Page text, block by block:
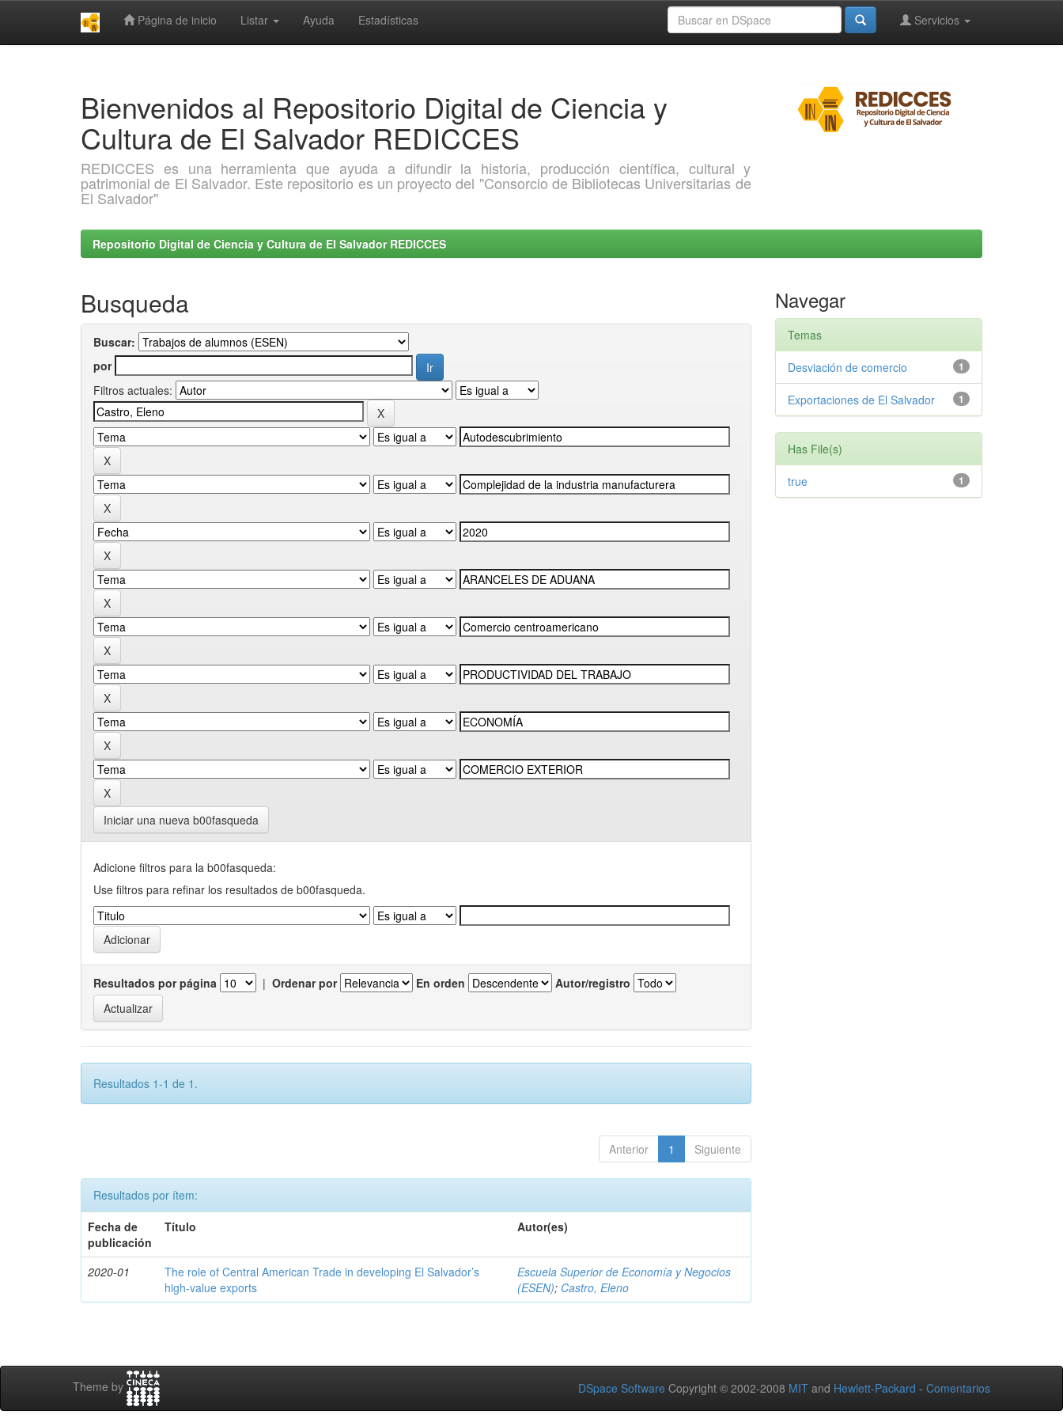
Página de inicio Listar Ayuda Estadísticas Servicios
Bienvenidos al Repositorio Digital de Ciencia y
Cultura de El Salvador REDICCES
REDICCES es una herramienta que ayuda a difundir la historia, producción científica, cultural y
patrimonial de El Salvador. Este repositorio es un proyecto del "Consorcio de Bibliotecas Universitarias de
El Salvador"
Repositorio Digital de Ciencia y Cultura de El Salvador REDICCES
Busqueda
Buscar:
por
Filtros actuales:
Iniciar una nueva b00fasqueda
Adicione filtros para la b00fasqueda:
Use filtros para refinar los resultados de b00fasqueda.
Resultados por página | Ordenar por En orden Autor/registro
Resultados 1-1 de 1.
Anterior 1 Siguiente
Resultados por ítem:
Fecha de
publicación
Título Autor(es)
2020-01
The role of Central American Trade in developing El Salvador’s
high-value exports
Escuela Superior de Economía y Negocios
(ESEN); Castro, Eleno
Navegar
Temas
1
Desviación de comercio
1
Exportaciones de El Salvador
Has File(s)
1
true
Theme by DSpace Software Copyright © 2002-2008 MIT and Hewlett-Packard - Comentarios